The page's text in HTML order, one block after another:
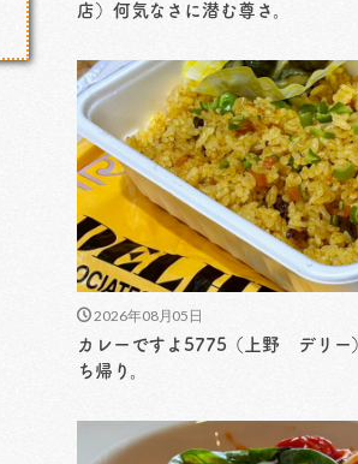
店）何気なさに潜む尊さ。
2026年08月05日
カレーですよ5775（上野 デリー
ち帰り。